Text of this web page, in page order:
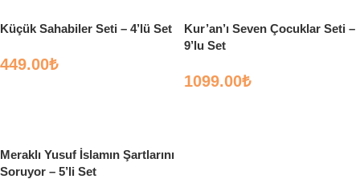
Küçük Sahabiler Seti – 4’lü Set
449.00₺
Kur’an’ı Seven Çocuklar Seti –
9’lu Set
1099.00₺
Meraklı Yusuf İslamın Şartlarını
Soruyor – 5’li Set